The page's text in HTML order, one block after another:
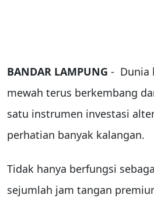
BANDAR LAMPUNG - Dunia
mewah terus berkembang
satu instrumen investasi
perhatian banyak kalangan.
Tidak hanya berfungsi
sejumlah jam tangan